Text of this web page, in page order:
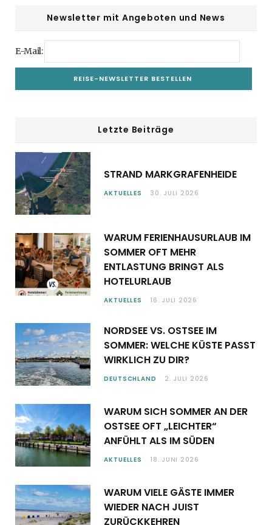
Newsletter mit Angeboten und News
E-Mail:
Letzte Beiträge
STRAND MARKGRAFENHEIDE
AKTUELLES 30. JULI 2026
WARUM FERIENHAUSURLAUB IM
SOMMER OFT MEHR
ENTLASTUNG BRINGT ALS
HOTELURLAUB
AKTUELLES 16. JULI 2026
NORDSEE VS. OSTSEE IM
SOMMER: WELCHE KÜSTE PASST
WIRKLICH ZU DIR?
DEUTSCHLAND 2. JULI 2026
WARUM SICH SOMMER AN DER
OSTSEE OFT „LEICHTER“
ANFÜHLT ALS IM SÜDEN
AKTUELLES 18. JUNI 2026
WARUM VIELE GÄSTE IMMER
WIEDER NACH JUIST
ZURÜCKKEHREN